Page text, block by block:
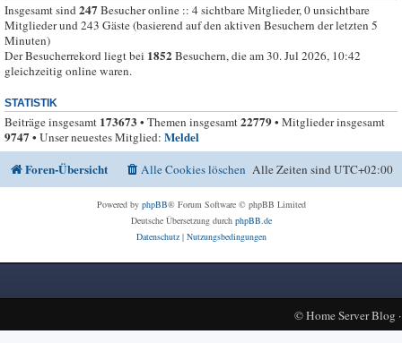
Insgesamt sind247Besucher online :: 4 sichtbare Mitglieder, 0 unsichtbare
Mitglieder und 243 Gäste (basierend auf den aktiven Besuchern der letzten 5
Minuten)
Der Besucherrekord liegt bei 1852Besuchern, die am 30. Jul 2026, 10:42
gleichzeitig online waren.
STATISTIK
Beiträge insgesamt 173673 • Themen insgesamt22779• Mitglieder insgesamt
9747• Unser neuestes Mitglied: Meldel
Foren-Übersicht
Alle Zeiten sindUTC+02:00
Alle Cookies löschen
Powered by phpBB® Forum Software © phpBB Limited
Deutsche Übersetzung durch phpBB.de
Datenschutz| Nutzungsbedingungen
©Home Server Blog